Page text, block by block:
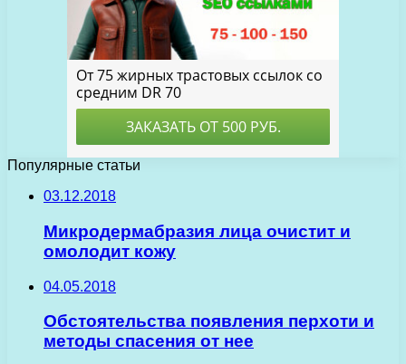
Популярные статьи
03.12.2018
Микродермабразия лица очистит и
омолодит кожу
04.05.2018
Обстоятельства появления перхоти и
методы спасения от нее